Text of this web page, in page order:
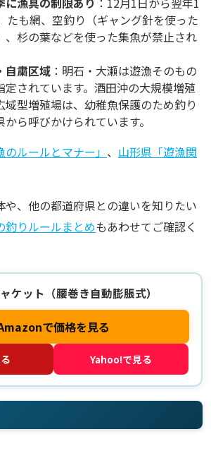
たも網、空釣り（ギャング針を使った
、杉の葉などを使った集魚が禁止され
自粛区域 ：明石・大瀬は遊漁そのもの
定されています。酒田沖の大規模増殖
域型増殖場は、幼稚魚保護のため釣り
ら呼びかけられています。
ルールとマナー」 、 山形県「遊漁関
や、他の都道府県との違いを知りたい
釣りルールまとめもあわせてご確認く
ケット（腰巻き自動膨脹式）
で価格を見る
Yahoo!で見る